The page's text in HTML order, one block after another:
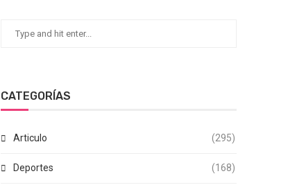
CATEGORÍAS
Articulo (295)
Deportes (168)